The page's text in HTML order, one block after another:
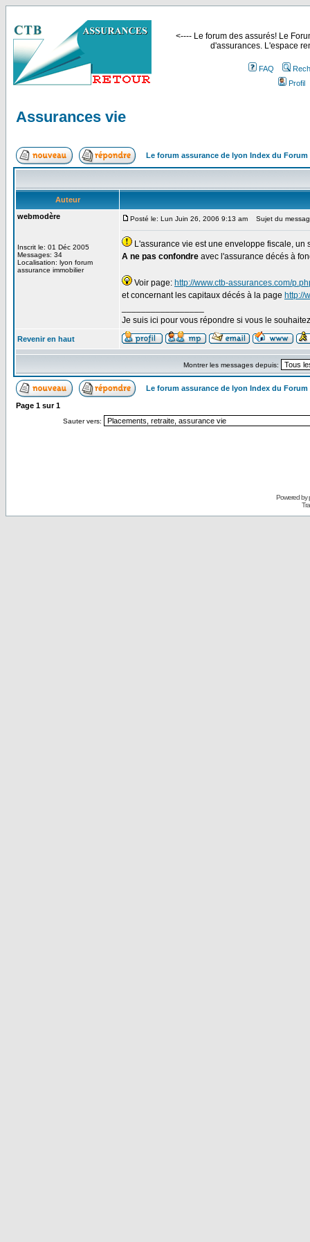
<---- Le forum des assurés! Le
d'assurances. L'espace
FAQ
Profil
Assurances vie
Le forum assurance de lyon Index du Forum
Auteur
webmodère
Inscrit le: 01 Déc 2005
Messages: 34
Localisation: lyon forum
assurance immobilier
Posté le: Lun Juin 26, 2006 9:13 am Sujet du
L'assurance vie est une enveloppe fiscale,
A ne pas confondre avec l'assurance décés à
Voir page: http://www.ctb-assurances.com/
et concernant les capitaux décés à la page http://
Je suis ici pour vous répondre si vous le
Revenir en haut
Montrer les messages depuis:
Le forum assurance de lyon Index du Forum
Page 1 sur1
Sauter vers:
Powered by